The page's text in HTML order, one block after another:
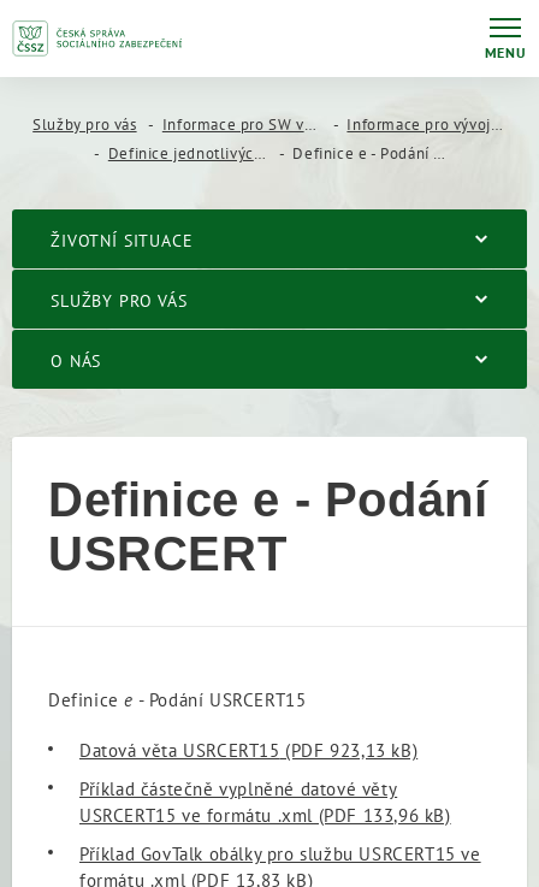
MENU
Služby pro vás Informace pro SW vývojáře
Informace pro vývojáře mzdových a personálních systémů
Definice jednotlivých druhů e - Podání
Definice e - Podání USRCERT
ŽIVOTNÍ SITUACE
SLUŽBY PRO VÁS
O NÁS
Definice e - Podání
USRCERT
Definicee - Podání USRCERT15
Datová věta USRCERT15 (PDF 923,13 kB)
Příklad částečně vyplněné datové věty
USRCERT15 ve formátu .xml (PDF 133,96 kB)
Příklad GovTalk obálky pro službu USRCERT15 ve
formátu .xml (PDF 13,83 kB)